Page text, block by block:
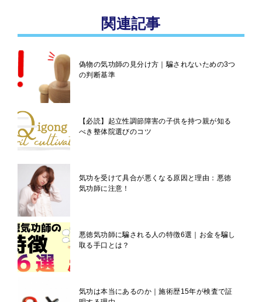
関連記事
偽物の気功師の見分け方｜騙されないための3つ
の判断基準
【必読】起立性調節障害の子供を持つ親が知る
べき整体院選びのコツ
気功を受けて具合が悪くなる原因と理由：悪徳
気功師に注意！
悪徳気功師に騙される人の特徴6選｜お金を騙し
取る手口とは？
気功は本当にあるのか｜施術歴15年が検査で証